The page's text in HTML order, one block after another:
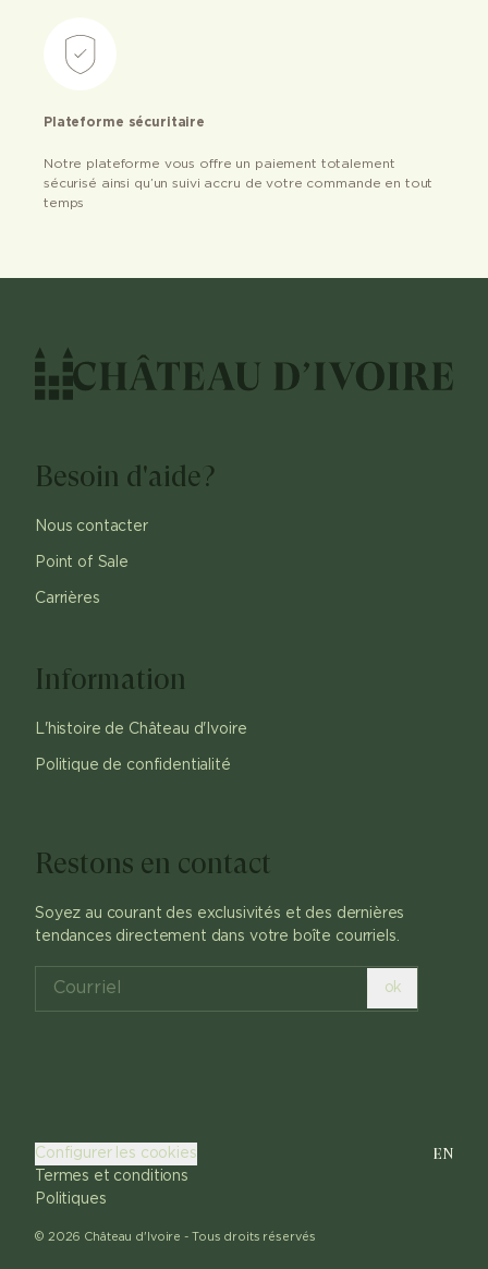
Plateforme sécuritaire
Notre plateforme vous offre un paiement totalement
sécurisé ainsi qu’un suivi accru de votre commande en tout
temps
Besoin d'aide?
Nous contacter
Point of Sale
Carrières
Information
L'histoire de Château d'Ivoire
Politique de confidentialité
Restons en contact
Soyez au courant des exclusivités et des dernières
tendances directement dans votre boîte courriels.
ok
© 2026 Château d'Ivoire - Tous droits réservés
Configurer les cookies
Termes et conditions
Politiques
EN